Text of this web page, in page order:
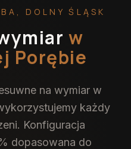
, DOLNY ŚLĄSK
w
Porębie
na wymiar w
każdy
Konfiguracja
dopasowana do